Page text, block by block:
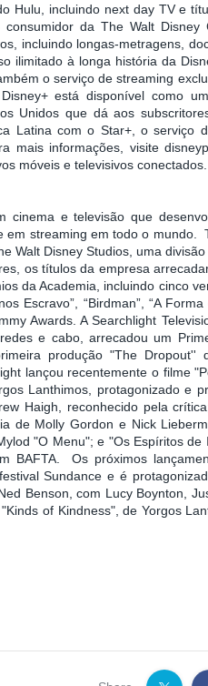
Hulu, incluindo next day TV e
da The Walt Disney
incluindo longas-metragens,
ilimitado à longa história da
o serviço de streaming
está disponível como
Unidos que dá aos
Latina com o Star+, o serviço
mais informações, visite
móveis e televisivos conectados.
cinema e televisão que
em streaming em todo o mundo.
Walt Disney Studios, uma
os títulos da empresa
da Academia, incluindo cinco
Escravo”, “Birdman”, “A
Awards. A Searchlight
e cabo, arrecadou um
produção "The Dropout''
lançou recentemente o filme
Lanthimos, protagonizado e
Haigh, reconhecido pela
de Molly Gordon e Nick
"O Menu"; e "Os Espíritos de
BAFTA. Os próximos
Sundance e é
Benson, com Lucy Boynton,
of Kindness", de Yorgos